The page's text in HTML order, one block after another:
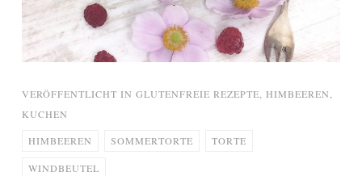
VERÖFFENTLICHT IN GLUTENFREIE REZEPTE HIMBEEREN
KUCHEN
HIMBEEREN SOMMERTORTE TORTE
WINDBEUTEL